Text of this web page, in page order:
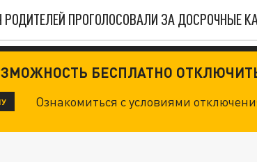
РОДИТЕЛЕЙ ПРОГОЛОСОВАЛИ ЗА ДОСРОЧНЫЕ
БЕСПЛАТНО
Ознакомиться с условиями